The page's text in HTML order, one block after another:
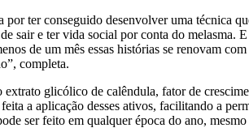
ter conseguido desenvolver uma técnica
sair e ter vida social por conta do
de um mês essas histórias se renovam
completa.
glicólico de calêndula, fator de
a aplicação desses ativos, facilitando a
ser feito em qualquer época do ano,